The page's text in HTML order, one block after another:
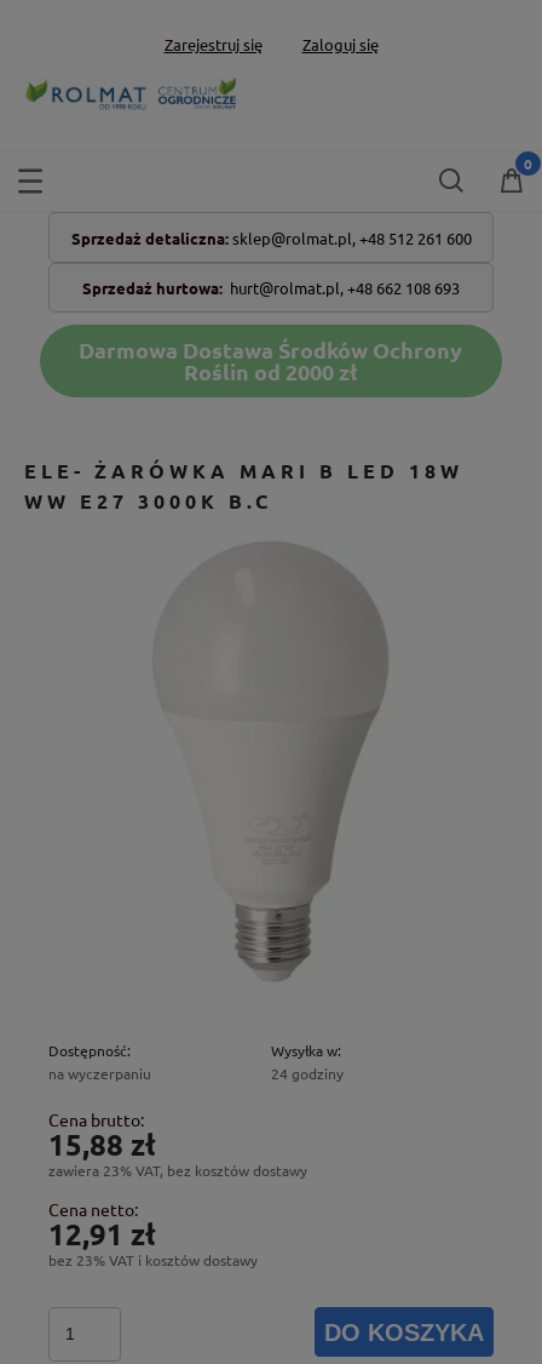
Zarejestruj się Zaloguj się
Sprzedaż detaliczna: sklep@rolmat.pl, +48 512 261 600
Sprzedaż hurtowa: hurt@rolmat.pl,+48 662 108 693
Darmowa Dostawa Środków Ochrony
Roślin od 2000 zł
ELE- ŻARÓWKA MARI B LED 18W
WW E27 3000K B.C
Dostępność:
na wyczerpaniu
Wysyłka w:
24 godziny
Cena brutto:
15,88 zł
zawiera 23% VAT, bez kosztów dostawy
Cena netto:
12,91 zł
bez 23% VAT i kosztów dostawy
DO KOSZYKA